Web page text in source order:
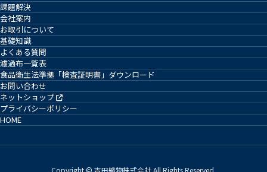
課題解決
会社案内
お取引について
基礎知識
よくある質問
濾過布一覧表
食品衛生法準拠「検査証明書」ダウンロード
お問い合わせ
ネットショップ
プライバシーポリシー
HOME
Copyright © 吉田織物株式会社 All Rights Reserved.